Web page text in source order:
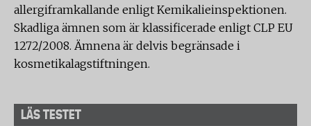
allergiframkallande enligt Kemikalieinspektionen.
Skadliga ämnen som är klassificerade enligt CLP EU
1272/2008. Ämnena är delvis begränsade i
kosmetikalagstiftningen.
LÄS TESTET